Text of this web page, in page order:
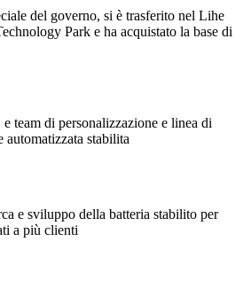
del governo, si è trasferito nel Lihe
Park e ha acquistato la base di
team di personalizzazione e linea di
automatizzata stabilita
e sviluppo della batteria stabilito per
a più clienti